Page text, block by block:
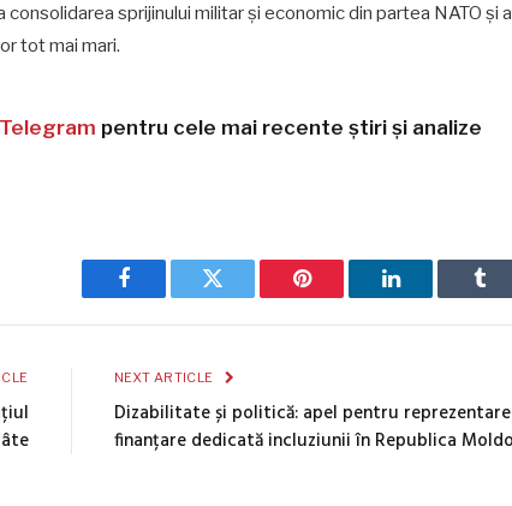
sprijinului militar și economic din partea NATO și a
tot mai mari.
Telegram pentru cele mai recente știri și analize
Facebook Twitter Pinterest LinkedIn
NEXT ARTICLE
Dizabilitate și politică: apel pentru
finanțare dedicată incluziunii în Republica